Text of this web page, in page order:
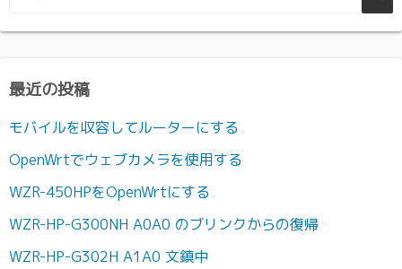
最近の投稿
モバイルを収容してルーターにする
OpenWrtでウェブカメラを使用する
WZR-450HPをOpenWrtにする
WZR-HP-G300NH A0A0 のブリンクからの復帰
WZR-HP-G302H A1A0 文鎮中